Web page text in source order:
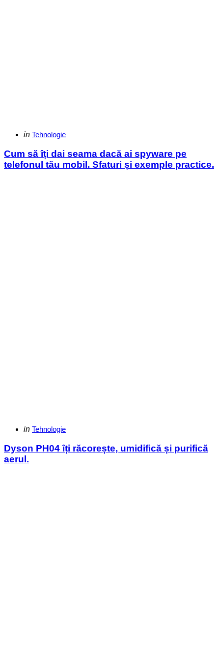
Categories
Posted
in Tehnologie
Cum să îți dai seama dacă ai spyware pe
telefonul tău mobil. Sfaturi și exemple practice.
Categories
Posted
in Tehnologie
Dyson PH04 îți răcorește, umidifică și purifică
aerul.